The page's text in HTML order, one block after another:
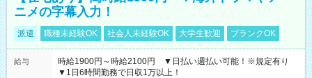
ニメの字幕入力！
派遣 職種未経験OK 社会人未経験OK 大学生歓迎 ブランクOK
給与
時給1900円～時給2100円 ▼日払い週払い可能！※規定有り
▼1日6時間勤務で日収1万以上！